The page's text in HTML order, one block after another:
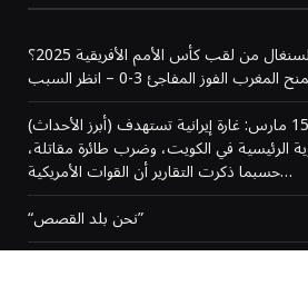
لماذا تم تجريد السنغال من لقب كأس الأمم الأفريقية 2025؟ CAF
المغرب الفوز المفاجئ 3-0 – انظر السبب
(أبرز الأحداث) الأخبار العاجلة اليوم، 15 مارس: غارة إيرانية تستهدف
الرئيسية في الكويت، وضرب طائرة مقاتلة،
حسبما ذكرت التقارير أن القوات الأمريكية…
“نحن بلد القصص”